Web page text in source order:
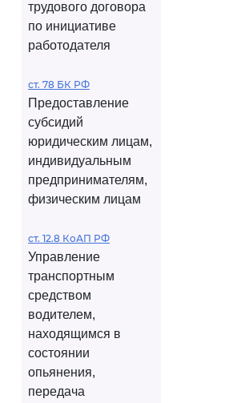
трудового договора
по инициативе
работодателя
ст. 78 БК РФ
Предоставление
субсидий
юридическим лицам,
индивидуальным
предпринимателям,
физическим лицам
ст. 12.8 КоАП РФ
Управление
транспортным
средством
водителем,
находящимся в
состоянии
опьянения,
передача